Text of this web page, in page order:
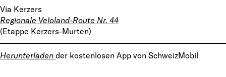
Via Kerzers
Regionale Veloland-Route Nr. 44
(Etappe Kerzers-Murten)
Herunterladen der kostenlosen App von SchweizMobil